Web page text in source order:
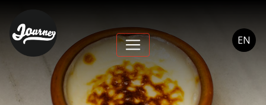
EN
sütlaç (turkish rice
pudding) - Journey
Cihangir